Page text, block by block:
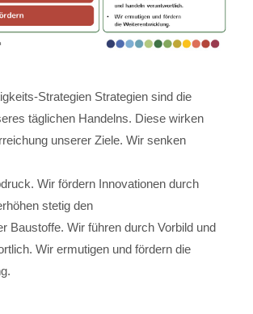
Strategien Strategien sind die
täglichen Handelns. Diese wirken
unserer Ziele. Wir senken
Wir fördern Innovationen durch
stetig den
Baustoffe. Wir führen durch Vorbild und
Wir ermutigen und fördern die